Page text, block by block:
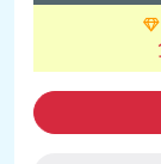
🎥
析